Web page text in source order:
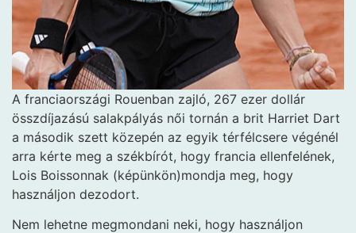
A franciaországi Rouenban zajló, 267 ezer dollár
összdíjazású salakpályás női tornán a brit Harriet Dart
a második szett közepén az egyik térfélcsere végénél
arra kérte meg a székbírót, hogy francia ellenfelének,
Lois Boissonnak (képünkön)mondja meg, hogy
használjon dezodort.
Nem lehetne megmondani neki, hogy használjon